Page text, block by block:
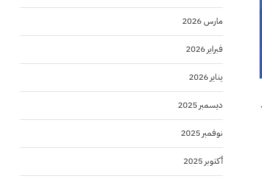
مارس 2026
فبراير 2026
يناير 2026
ديسمبر 2025
نوفمبر 2025
أكتوبر 2025